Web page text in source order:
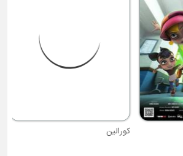
کورالین